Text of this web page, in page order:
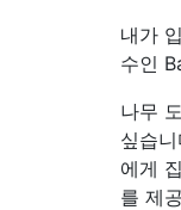
내가
수인
나무
싶습
에게
를 제